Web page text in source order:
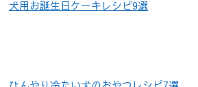
犬用お誕生日ケーキレシピ9選